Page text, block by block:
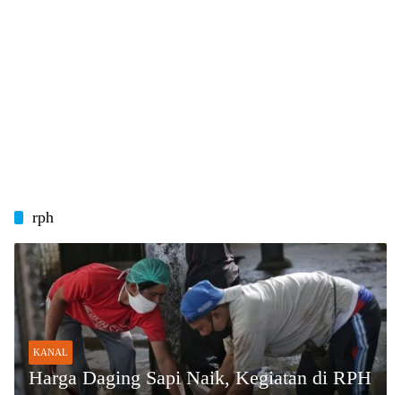
rph
KANAL
Harga Daging Sapi Naik, Kegiatan di RPH